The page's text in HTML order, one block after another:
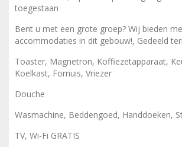
toegestaan
Bent u met een grote groep? Wij bieden
accommodaties in dit gebouw!, Gedeeld
Toaster, Magnetron, Koffiezetapparaat,
Koelkast, Fornuis, Vriezer
Douche
Wasmachine, Beddengoed, Handdoeken,
TV, Wi-Fi GRATIS